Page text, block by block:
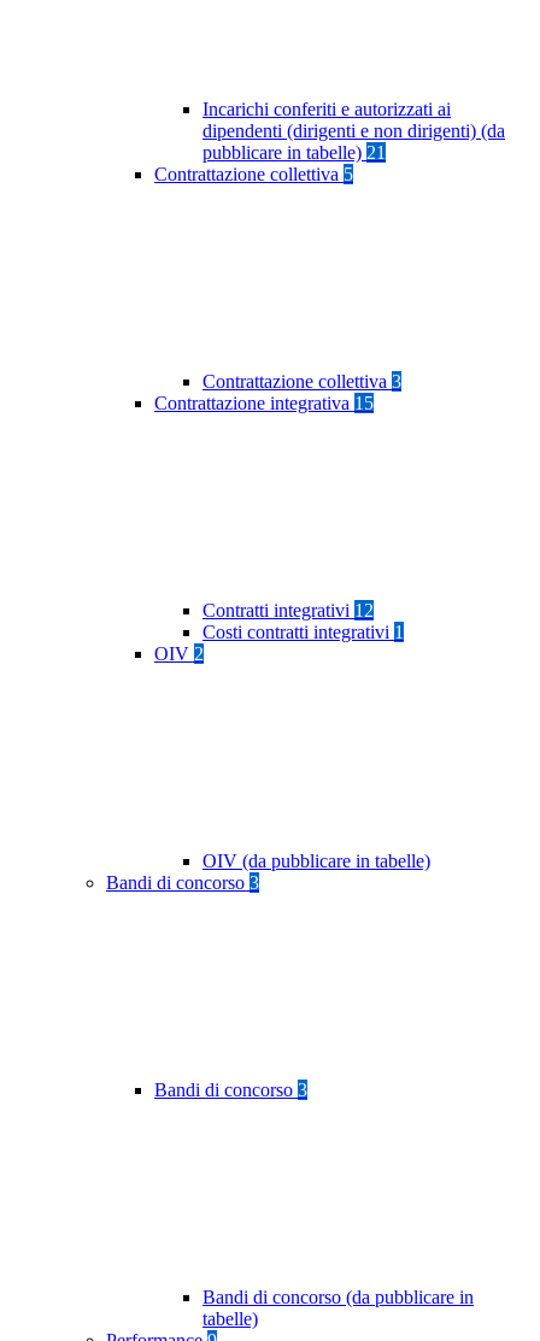
Incarichi conferiti e autorizzati ai
dipendenti (dirigenti e non dirigenti) (da
pubblicare in tabelle) 21
Contrattazione collettiva 5
Contrattazione collettiva 3
Contrattazione integrativa 15
Contratti integrativi 12
Costi contratti integrativi 1
OIV 2
OIV (da pubblicare in tabelle)
Bandi di concorso 3
Bandi di concorso 3
Bandi di concorso (da pubblicare in
tabelle)